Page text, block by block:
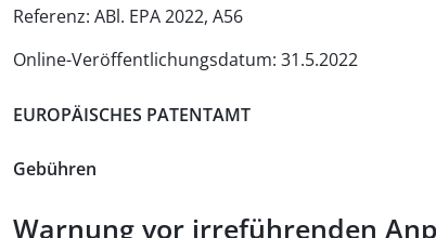
Referenz: ABl. EPA 2022, A56
Online-Veröffentlichungsdatum: 31.5.2022
EUROPÄISCHES PATENTAMT
Gebühren
Warnung vor irreführenden